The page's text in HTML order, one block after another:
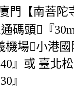
門【南菩陀
碼頭『
機場小港
』或 臺北
』